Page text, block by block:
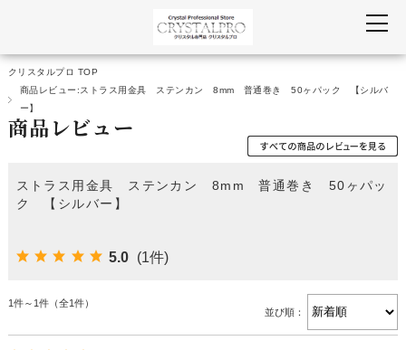
クリスタルプロ TOP
商品レビュー:ストラス用金具 ステンカン 8mm 普通巻き 50ヶパック 【シルバ
ー】
商品レビュー
ストラス用金具 ステンカン 8mm 普通巻き 50ヶパッ
ク 【シルバー】
5.0 (1件)
1件～1件（全1件）
並び順：